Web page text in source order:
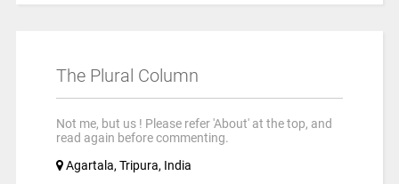
The Plural Column
Not me, but us ! Please refer 'About' at the top, and
read again before commenting.
Agartala, Tripura, India